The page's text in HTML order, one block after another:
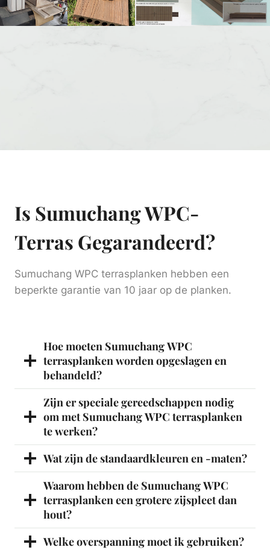
Is Sumuchang WPC-
Terras Gegarandeerd?
Sumuchang WPC terrasplanken hebben een
beperkte garantie van 10 jaar op de planken.
Hoe moeten Sumuchang WPC
terrasplanken worden opgeslagen en
behandeld?
Zijn er speciale gereedschappen nodig
om met Sumuchang WPC terrasplanken
te werken?
Wat zijn de standaardkleuren en -maten?
Waarom hebben de Sumuchang WPC
terrasplanken een grotere zijspleet dan
hout?
Welke overspanning moet ik gebruiken?